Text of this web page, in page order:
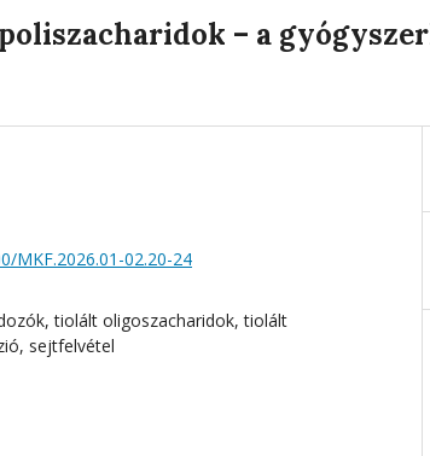
– a
MKF.2026.01-02.20-24
tiolált oligoszacharidok, tiolált
sejtfelvétel